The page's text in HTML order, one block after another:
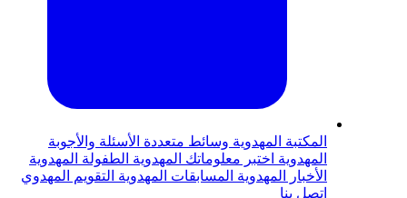
المهدويةوسائط متعددةالأسئلة والأجوبة
اختبر معلوماتك المهدويةالطفولة المهدوية
المهدويةالمسابقات المهدويةالتقويم المهدوي